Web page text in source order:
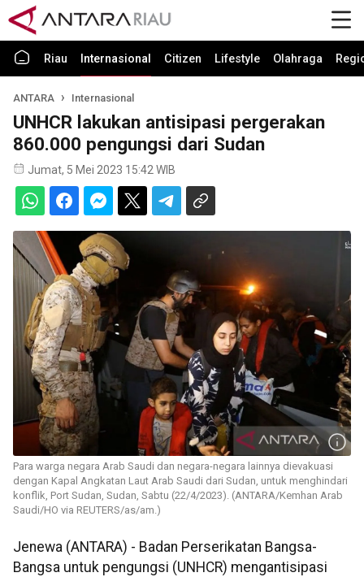
Riau Internasional Citizen Lifestyle Olahraga
ANTARA Internasional
UNHCR lakukan antisipasi pergerakan
860.000 pengungsi dari Sudan
Jumat, 5 Mei 2023 15:42 WIB
Para warga negara Arab Saudi dan negara-negara lainnya dievakuasi
dengan Kapal Angkatan Laut Arab Saudi dari Sudan, untuk menghindari
konflik, Port Sudan, Sudan, Sabtu (22/4/2023). (ANTARA/Kemhan Arab
Saudi/HO via REUTERS/as/am.)
Jenewa (ANTARA) - Badan Perserikatan Bangsa-
Bangsa untuk pengungsi (UNHCR) mengantisipasi